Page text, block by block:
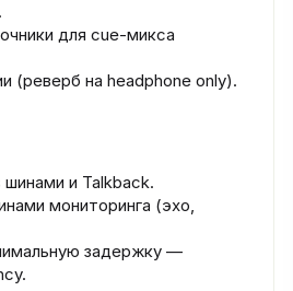
для cue‑микса
(реверб на headphone only).
и Talkback.
мониторинга (эхо,
задержку —